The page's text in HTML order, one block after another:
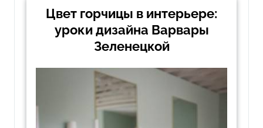
Цвет горчицы в интерьере:
уроки дизайна Варвары
Зеленецкой